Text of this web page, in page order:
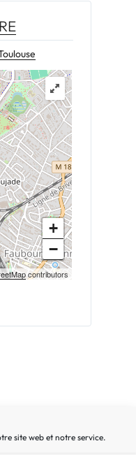
site web et notre service.
+
−
contributors